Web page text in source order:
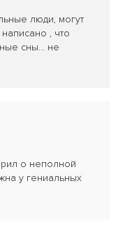
люди, могут
, что
сны... не
о неполной
у гениальных